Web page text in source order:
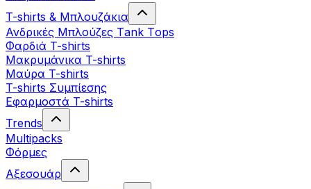
T-shirts & Μπλουζάκια
Ανδρικές Mπλούζες Τank Τops
Φαρδιά T-shirts
Μακρυμάνικα T-shirts
Μαύρα T-shirts
T-shirts Συμπίεσης
Εφαρμοστά T-shirts
Trends
Multipacks
Φόρμες
Αξεσουάρ